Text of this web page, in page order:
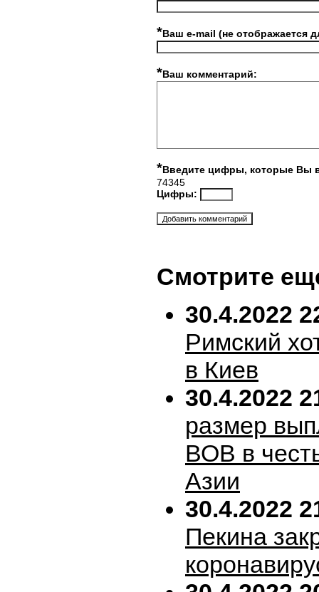
*Ваш e-mail (не отображается
*Ваш комментарий:
*Введите цифры, которые Вы
74345
Цифры:
Смотрите
30.4.2022
Римский
в Киев
30.4.2022
размер
ВОВ в
Азии
30.4.2022
Пекина